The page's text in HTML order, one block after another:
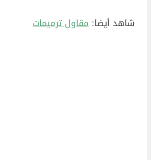
شاهد أيضا: مقاول ترميمات